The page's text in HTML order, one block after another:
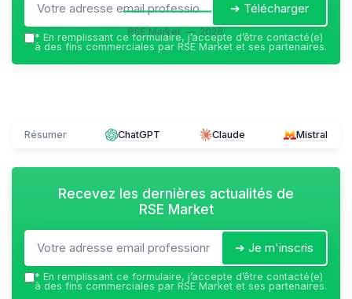
RSE Market — 2026
➔ Télécharger
* En remplissant ce formulaire, j’accepte d’être contacté(e)
à des fins commerciales par RSE Market et ses partenaires.
Résumer ChatGPT Claude Mistral
Recevez les dernières actualités de
RSE Market
➔ Je m'inscris
* En remplissant ce formulaire, j’accepte d’être contacté(e)
à des fins commerciales par RSE Market et ses partenaires.